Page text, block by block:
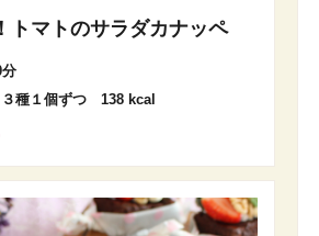
トマトのサラダカナッペ
分
３種１個ずつ 138 kcal